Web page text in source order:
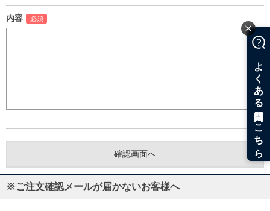
内容
※ご注文確認メールが届かないお客様へ